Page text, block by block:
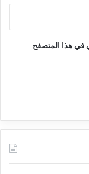
في هذا المتصفح